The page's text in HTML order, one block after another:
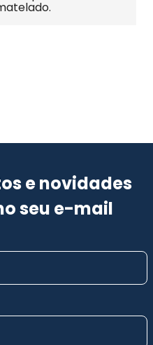
e novidades
seu e-mail